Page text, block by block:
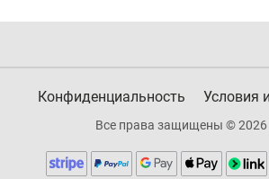
Конфиденциальность Условия
Все права защищены © 2026